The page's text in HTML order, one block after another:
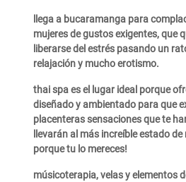
llega a bucaramanga para
mujeres de gustos exigentes, que
liberarse del estrés pasando un
relajación y mucho erotismo.
thai spa es el lugar ideal porque
diseñado y ambientado para que
placenteras sensaciones que te
llevarán al más increíble estado
porque tu lo mereces!
músicoterapia, velas y elementos